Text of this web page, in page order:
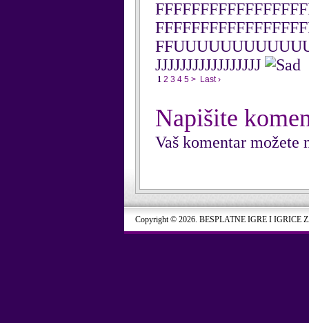
JJJJJJJJJJJJJJJJJ
1 2 3 4 5 > Last ›
Napišite
Vaš komentar možete
Copyright © 2026. BESPLATNE IGRE I IGRICE